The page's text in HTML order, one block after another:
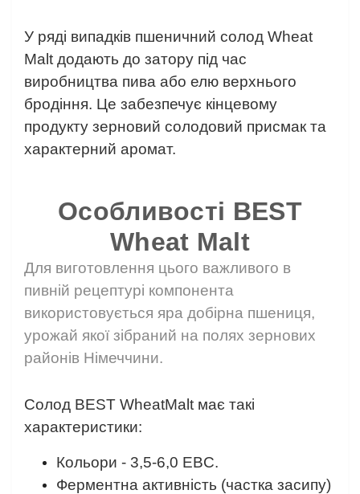
У ряді випадків пшеничний солод Wheat
Malt додають до затору під час
виробництва пива або елю верхнього
бродіння. Це забезпечує кінцевому
продукту зерновий солодовий присмак та
характерний аромат.
Особливості BEST
Wheat Malt
Для виготовлення цього важливого в
пивній рецептурі компонента
використовується яра добірна пшениця,
урожай якої зібраний на полях зернових
районів Німеччини.
Солод BEST WheatMalt має такі
характеристики:
Кольори - 3,5-6,0 EBC.
Ферментна активність (частка засипу)